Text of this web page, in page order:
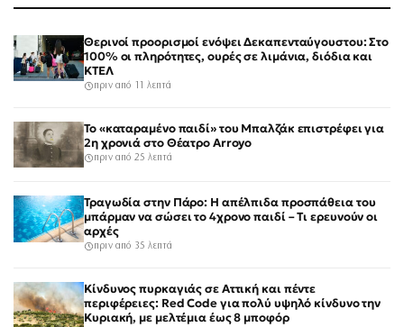
Θερινοί προορισμοί ενόψει Δεκαπενταύγουστου: Στο
100% οι πληρότητες, ουρές σε λιμάνια, διόδια και
ΚΤΕΛ
πριν από 11 λεπτά
Το «καταραμένο παιδί» του Μπαλζάκ επιστρέφει για
2η χρονιά στο Θέατρο Arroyo
πριν από 25 λεπτά
Τραγωδία στην Πάρο: Η απέλπιδα προσπάθεια του
μπάρμαν να σώσει το 4χρονο παιδί – Τι ερευνούν οι
αρχές
πριν από 35 λεπτά
Κίνδυνος πυρκαγιάς σε Αττική και πέντε
περιφέρειες: Red Code για πολύ υψηλό κίνδυνο την
Κυριακή, με μελτέμια έως 8 μποφόρ